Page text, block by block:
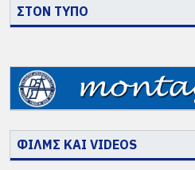
ΣΤΟΝ ΤΥΠΟ
ΦΙΛΜΣ ΚΑΙ VIDEOS